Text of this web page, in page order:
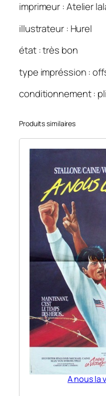
r
(
e
)
1
×
1
imprimeur : Atelier
illustrateur : Hurel
état : très bon
type impréssion :
conditionnement :
Produits similaires
A nous la